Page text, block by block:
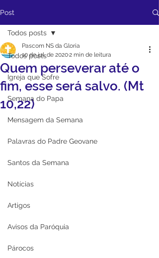
Post
Todos posts
Igreja que Sofre
Semana do Papa
Mensagem da Semana
Palavras do Padre Geovane
Santos da Semana
Notícias
Artigos
Avisos da Paróquia
Párocos
Todos posts
Quem perseverar até o
fim, esse será salvo. (Mt
10,22)
Pascom NS da Gloria
10 de jul. de 20202 min de leitura